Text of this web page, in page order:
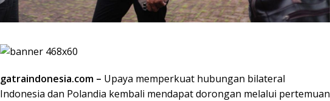
gatraindonesia.com – Upaya memperkuat hubungan bilateral
Indonesia dan Polandia kembali mendapat dorongan melalui pertemuan